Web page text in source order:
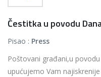
Čestitka u povodu
Pisao : Press
Poštovani građani,u
upućujemo Vam